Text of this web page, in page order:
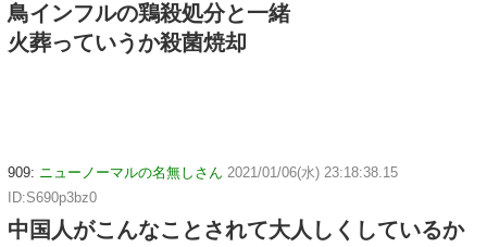
鳥インフルの鶏殺処分と一緒
火葬っていうか殺菌焼却
909: ニューノーマルの名無しさん 2021/01/06(水) 23:18:38.15
ID:S690p3bz0
中国人がこんなことされて大人しくしているか